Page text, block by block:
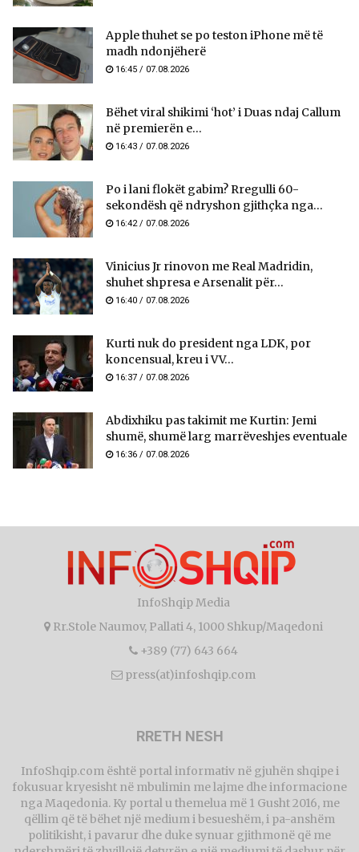
Apple thuhet se po teston iPhone më të
madh ndonjëherë
16:45 / 07.08.2026
Bëhet viral shikimi ‘hot’ i Duas ndaj Callum
në premierën e...
16:43 / 07.08.2026
Po i lani flokët gabim? Rregulli 60-
sekondësh që ndryshon gjithçka nga...
16:42 / 07.08.2026
Vinicius Jr rinovon me Real Madridin,
shuhet shpresa e Arsenalit për...
16:40 / 07.08.2026
Kurti nuk do president nga LDK, por
koncensual, kreu i VV...
16:37 / 07.08.2026
Abdixhiku pas takimit me Kurtin: Jemi
shumë, shumë larg marrëveshjes eventuale
16:36 / 07.08.2026
InfoShqip Media
Rr.Stole Naumov, Pallati 4, 1000 Shkup/Maqedoni
+389 (77) 643 664
press(at)infoshqip.com
RRETH NESH
InfoShqip.com është portal informativ në gjuhën shqipe i
fokusuar kryesisht në mbulimin me lajme dhe informacione
nga Maqedonia. Ky portal u themelua më 1 Gusht 2016, me
qëllim që të bëhet një medium i besueshëm, i pa-anshëm
politikisht, i pavarur dhe duke synuar gjithmonë që me